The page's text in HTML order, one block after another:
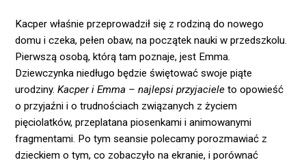
Kacper właśnie przeprowadził się z rodziną do nowego
domu i czeka, pełen obaw, na początek nauki w przedszkolu.
Pierwszą osobą, którą tam poznaje, jest Emma.
Dziewczynka niedługo będzie świętować swoje piąte
urodziny.Kacper i Emma – najlepsi przyjaciele to opowieść
o przyjaźni i o trudnościach związanych z życiem
pięciolatków, przeplatana piosenkami i animowanymi
fragmentami. Po tym seansie polecamy porozmawiać z
dzieckiem o tym, co zobaczyło na ekranie, i porównać